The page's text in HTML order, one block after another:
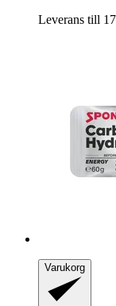
Leverans till
Varukorg